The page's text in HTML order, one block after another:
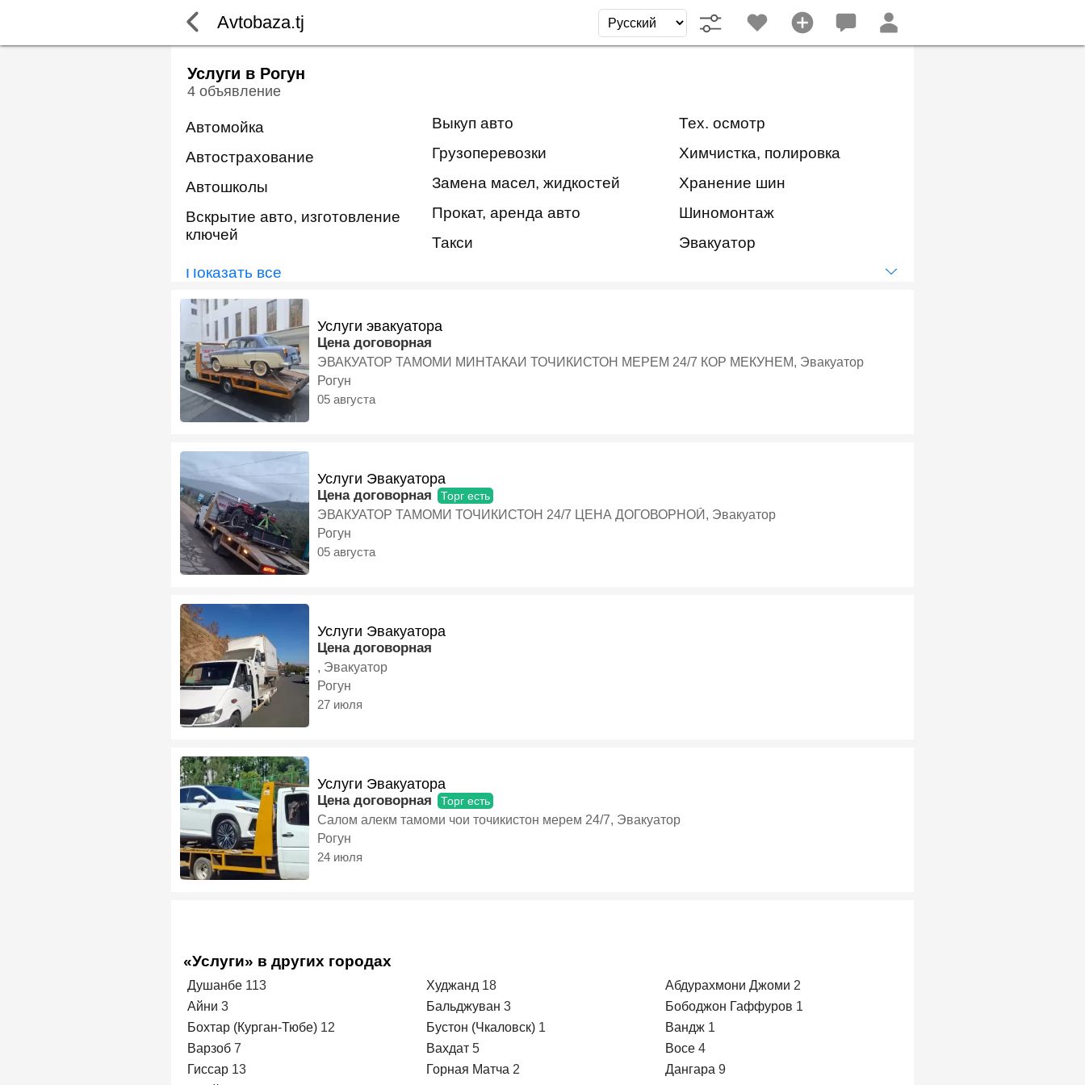
Avtobaza.tj
Услуги в Рогун
4 объявление
Автомойка
Автострахование
Автошколы
Вскрытие авто, изготовление
ключей
Выкуп авто
Грузоперевозки
Замена масел, жидкостей
Прокат, аренда авто
Такси
Тех. осмотр
Химчистка, полировка
Хранение шин
Шиномонтаж
Эвакуатор
Показать всё
Услуги эвакуатора
Цена договорная
ЭВАКУАТОР ТАМОМИ МИНТАКАИ ТОЧИКИСТОН МЕРЕМ 24/7 КОР МЕКУНЕМ, Эвакуатор
Рогун
05 августа
Услуги Эвакуатора
Цена договорная Торг есть
ЭВАКУАТОР ТАМОМИ ТОЧИКИСТОН 24/7 ЦЕНА ДОГОВОРНОЙ, Эвакуатор
Рогун
05 августа
Услуги Эвакуатора
Цена договорная
, Эвакуатор
Рогун
27 июля
Услуги Эвакуатора
Цена договорная Торг есть
Салом алекм тамоми чои точикистон мерем 24/7, Эвакуатор
Рогун
24 июля
«Услуги» в других городах
Душанбе 113 Худжанд 18 Абдурахмони Джоми 2
Айни 3 Бальджуван 3 Бободжон Гаффуров 1
Бохтар (Курган-Тюбе) 12 Бустон (Чкаловск) 1 Вандж 1
Варзоб 7 Вахдат 5 Восе 4
Гиссар 13 Горная Матча 2 Дангара 9